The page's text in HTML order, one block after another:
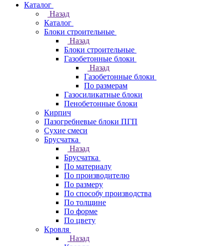
Каталог
Назад
Каталог
Блоки строительные
Назад
Блоки строительные
Газобетонные блоки
Назад
Газобетонные блоки
По размерам
Газосиликатные блоки
Пенобетонные блоки
Кирпич
Пазогребневые блоки ПГП
Сухие смеси
Брусчатка
Назад
Брусчатка
По материалу
По производителю
По размеру
По способу производства
По толщине
По форме
По цвету
Кровля
Назад